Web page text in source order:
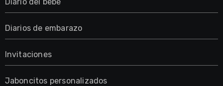
Diarios de embarazo
Invitaciones
Jaboncitos personalizados